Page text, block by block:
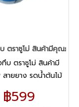
ตราซูโม่ สินค้ามีคุณภา
ทึบ ตราซูโม่ สินค้ามี
ายยาง รดน้ำต้นไม้
นิ้ว x ยาว 15 – 20
เมตร
฿599